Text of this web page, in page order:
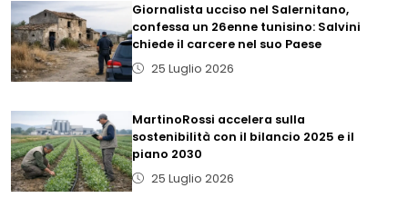
Giornalista ucciso nel Salernitano,
confessa un 26enne tunisino: Salvini
chiede il carcere nel suo Paese
25 Luglio 2026
MartinoRossi accelera sulla
sostenibilità con il bilancio 2025 e il
piano 2030
25 Luglio 2026